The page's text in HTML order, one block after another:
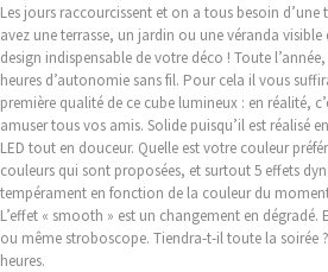
Les jours raccourcissent et on a tous besoin
avez une terrasse, un jardin ou une véranda
design indispensable de votre déco ! Toute
heures d’autonomie sans fil. Pour cela il vous
première qualité de ce cube lumineux : en réalité,
amuser tous vos amis. Solide puisqu’il est réalisé
LED tout en douceur. Quelle est votre couleur
couleurs qui sont proposées, et surtout 5 effets
tempérament en fonction de la couleur du
L’effet « smooth » est un changement en
ou même stroboscope. Tiendra-t-il toute la soirée
heures.